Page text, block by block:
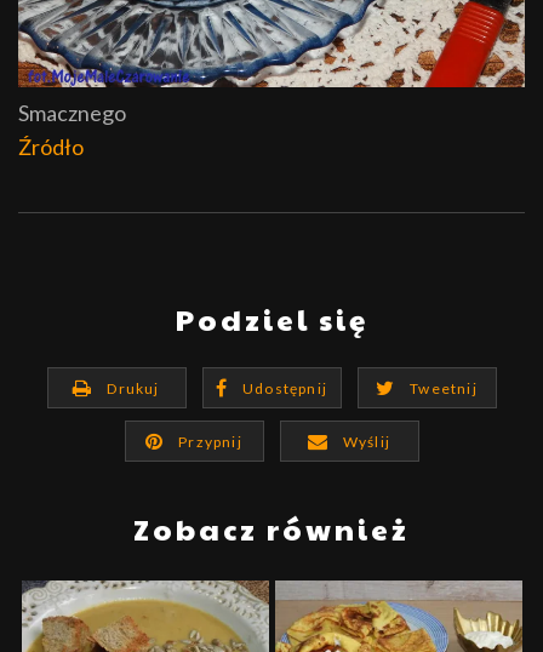
Smacznego
Źródło
Podziel się
Drukuj Udostępnij Tweetnij
Przypnij Wyślij
Zobacz również